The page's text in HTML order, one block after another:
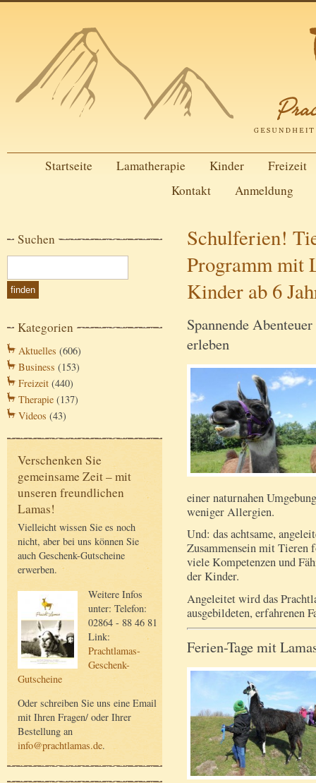
Startseite Lamatherapie Kinder
Freizeit
Kontakt
Anmeldung
Suchen
Kategorien
Aktuelles (606)
Business (153)
Freizeit (440)
Therapie (137)
Videos (43)
Verschenken Sie
gemeinsame Zeit – mit
unseren freundlichen
Lamas!
Vielleicht wissen Sie es noch
nicht, aber bei uns können Sie
auch Geschenk-Gutscheine
erwerben.
Weitere Infos
unter: Telefon:
02864 - 88 46 81
Link:
Prachtlamas-
Geschenk-
Gutscheine
Oder schreiben Sie uns eine Email
mit Ihren Fragen/ oder Ihrer
Bestellung an
info@prachtlamas.de.
Schulferien!
Programm mit
Kinder ab 6
Spannende
erleben
einer naturnahen
weniger Allergien.
Und: das achtsame,
Zusammensein mit Tieren
viele Kompetenzen und
der Kinder.
Angeleitet wird das
ausgebildeten, erfahrenen
Ferien-Tage mit